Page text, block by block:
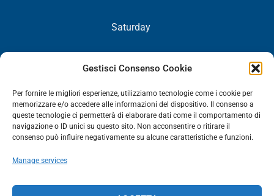
Gestisci Consenso Cookie
Per fornire le migliori esperienze, utilizziamo tecnologie come i cookie per
memorizzare e/o accedere alle informazioni del dispositivo. Il consenso a
queste tecnologie ci permetterà di elaborare dati come il comportamento di
navigazione o ID unici su questo sito. Non acconsentire o ritirare il
consenso può influire negativamente su alcune caratteristiche e funzioni.
Manage services
Saturday
Closed
NEWSLETTER